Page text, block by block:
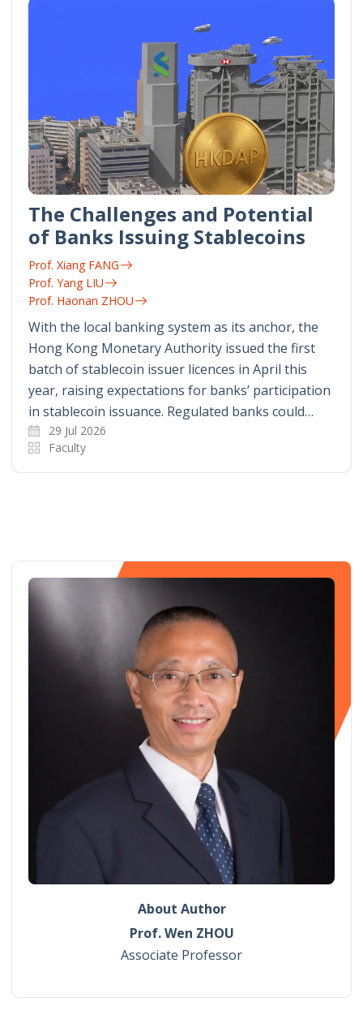
The Challenges and Potential
of Banks Issuing Stablecoins
Prof. Xiang FANG
Prof. Yang LIU
Prof. Haonan ZHOU
With the local banking system as its anchor, the
Hong Kong Monetary Authority issued the first
batch of stablecoin issuer licences in April this
year, raising expectations for banks’ participation
in stablecoin issuance. Regulated banks could…
29 Jul 2026
Faculty
About Author
Prof. Wen ZHOU
Associate Professor